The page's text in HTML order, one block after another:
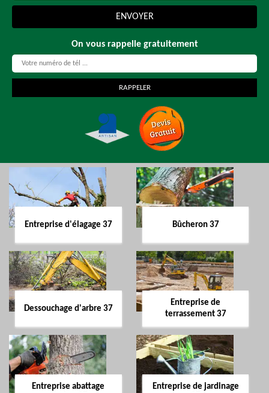
On vous rappelle gratuitement
Entreprise d'élagage 37 Bûcheron 37
Dessouchage d'arbre 37
Entreprise de
terrassement 37
Entreprise abattage
Entreprise de jardinage